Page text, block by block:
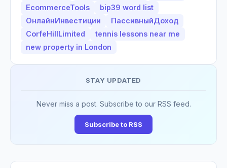
EcommerceTools
bip39 word list
ОнлайнИнвестиции
ПассивныйДоход
CorfeHillLimited
tennis lessons near me
new property in London
STAY UPDATED
Never miss a post. Subscribe to our RSS feed.
Subscribe to RSS